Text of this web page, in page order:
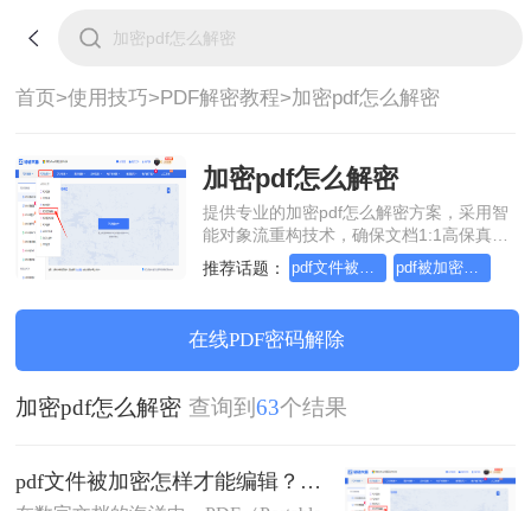
首页>使用技巧>PDF解密教程>加密pdf怎么解密
加密pdf怎么解密
提供专业的加密pdf怎么解密方案，采用智
能对象流重构技术，确保文档1:1高保真还
原且排版不乱码。支持一键批量处理，全
链路 SSL 加密保障隐私安全。助您快速实
公。
推荐话题： pdf文件被加密,怎样才能编辑 pdf被加密无法编辑怎么解除
在线PDF密码解除
加密pdf怎么解密 查询到63个结果
pdf文件被加密怎样才能编辑？这几种操作方法十分简单!！